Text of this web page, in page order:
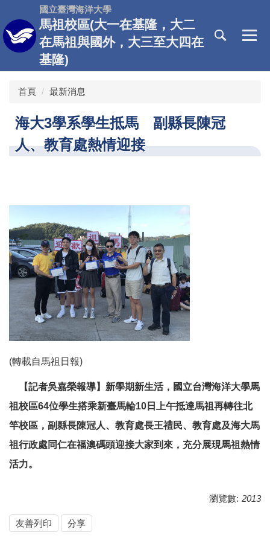
到
主
要
國立臺灣海洋大學
馬祖校區(大一在基隆，大二
在馬祖與國外，大三至大四在
基隆)
首頁 最新消息
海大3學系學生抵馬 副縣長陳冠
人、教育處熱情迎接
(轉載自馬祖日報)
【記者吳嘉榮報導】新學期新生活，國立台灣海洋大學馬
祖校區64位學生搭乘新臺馬輪10日上午抵達馬祖再轉往北
竿校區，副縣長陳冠人、教育處長王禮民、教育處及海大馬
祖行政處同仁在福澳碼頭迎接大家到來，充分展現馬祖熱情
活力。
瀏覽數: 2013
友善列印 分享